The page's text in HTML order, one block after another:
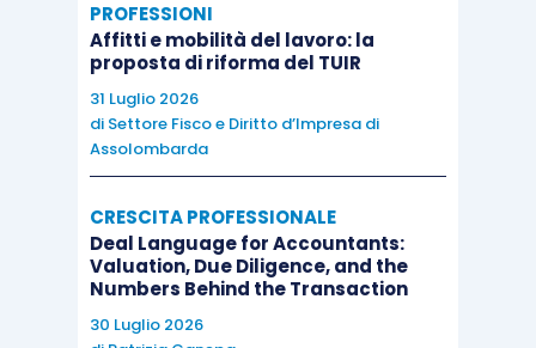
PROFESSIONI
Affitti e mobilità del lavoro: la
proposta di riforma del TUIR
31 Luglio 2026
di Settore Fisco e Diritto d’Impresa di
Assolombarda
CRESCITA PROFESSIONALE
Deal Language for Accountants:
Valuation, Due Diligence, and the
Numbers Behind the Transaction
30 Luglio 2026